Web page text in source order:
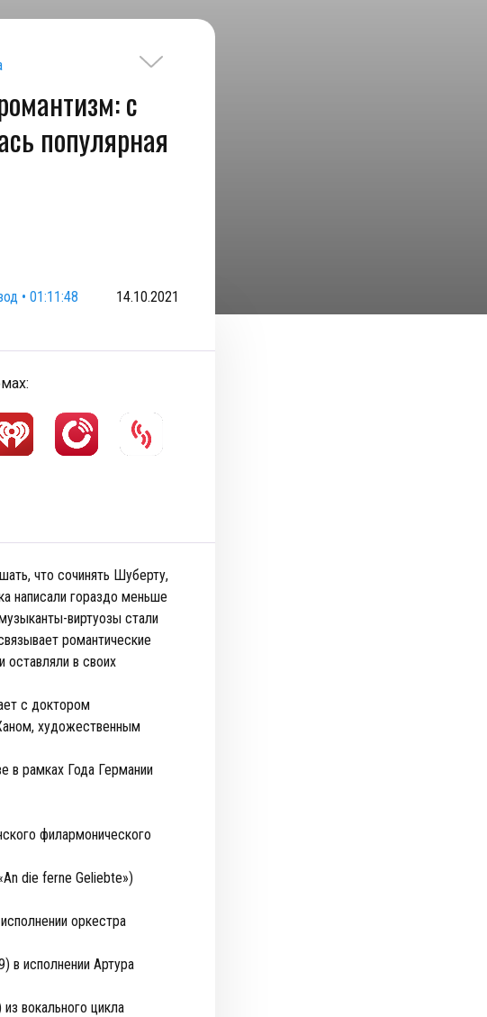
с
популярная
• 01:11:48 14.10.2021
что сочинять Шуберту,
написали гораздо меньше
виртуозы стали
романтические
оставляли в своих
с доктором
художественным
в рамках Года Германии
филармонического
die ferne Geliebte»)
оркестра
в исполнении Артура
вокального цикла